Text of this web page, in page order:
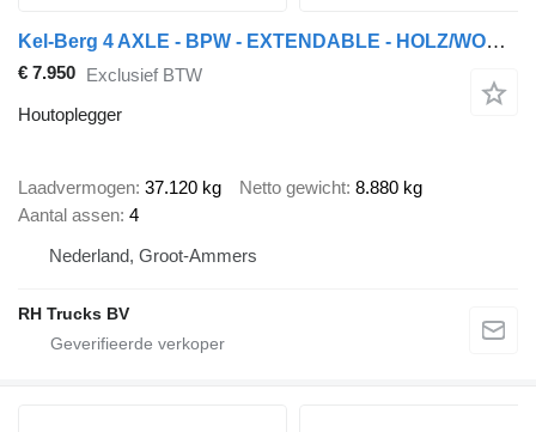
Kel-Berg 4 AXLE - BPW - EXTENDABLE - HOLZ/WOOD/HOUT
€ 7.950 Exclusief BTW
Houtoplegger
Laadvermogen 37.120 kg Netto gewicht 8.880 kg
Aantal assen 4
Nederland, Groot-Ammers
RH Trucks BV